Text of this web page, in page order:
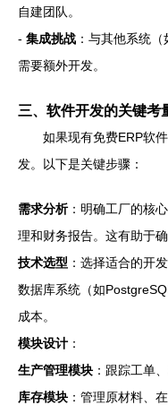
自建团队。
- 集成挑战 ：与其他系统
需要额外开发。
三、软件开发的关键考
如果现有免费ERP软
发。以下是关键步骤：
需求分析：明确工厂的核
理和财务报告。这有助于
技术选型 ：选择适合的开
数据库系统（如
成本。
模块设计 ：
生产管理模块 ：跟踪工单
库存模块 ：管理原材料、